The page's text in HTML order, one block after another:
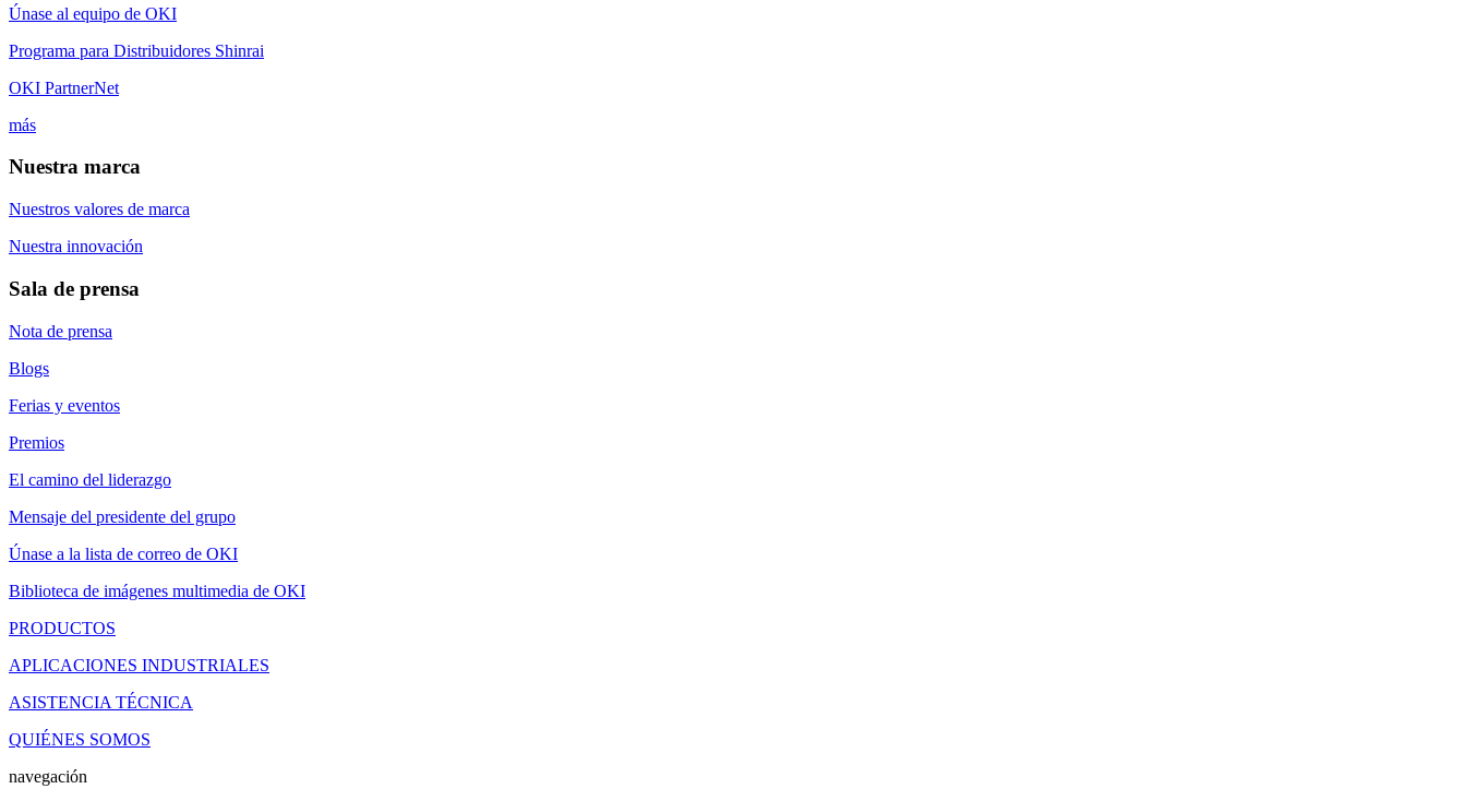
Únase al equipo de OKI
Programa para Distribuidores Shinrai
OKI PartnerNet
más
Nuestra marca
Nuestros valores de marca
Nuestra innovación
Sala de prensa
Nota de prensa
Blogs
Ferias y eventos
Premios
El camino del liderazgo
Mensaje del presidente del grupo
Únase a la lista de correo de OKI
Biblioteca de imágenes multimedia de OKI
PRODUCTOS
APLICACIONES INDUSTRIALES
ASISTENCIA TÉCNICA
QUIÉNES SOMOS
navegación